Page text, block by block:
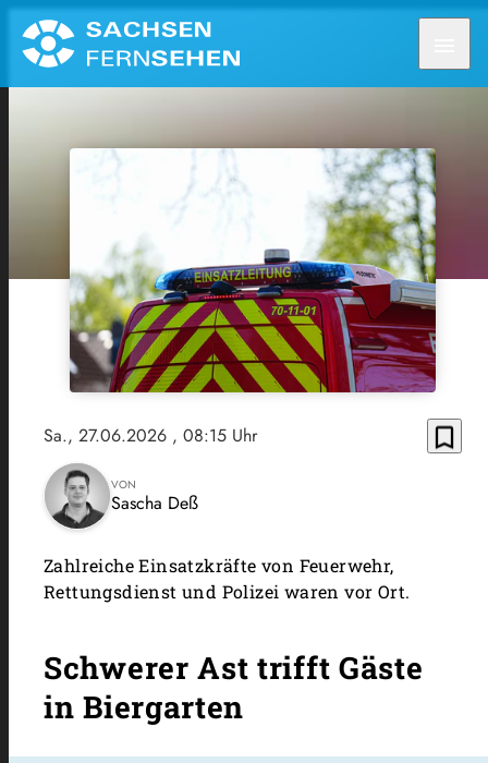
Sa., 27.06.2026 , 08:15 Uhr bookmark_border
VON
Sascha Deß
Zahlreiche Einsatzkräfte von Feuerwehr,
Rettungsdienst und Polizei waren vor Ort.
Schwerer Ast trifft Gäste
in Biergarten